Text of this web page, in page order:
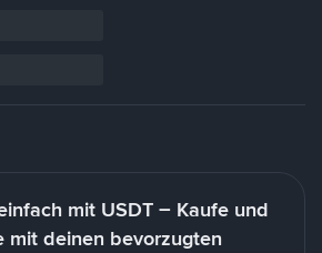
mit USDT – Kaufe und
mit deinen bevorzugten